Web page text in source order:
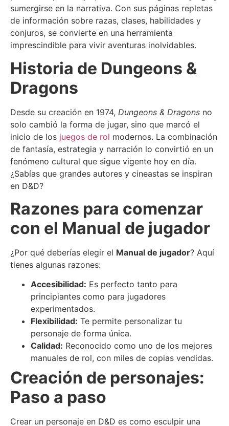
sumergirse en la narrativa. Con sus páginas repletas
de información sobre razas, clases, habilidades y
conjuros, se convierte en una herramienta
imprescindible para vivir aventuras inolvidables.
Historia de Dungeons &
Dragons
Desde su creación en 1974, Dungeons & Dragons no
solo cambió la forma de jugar, sino que marcó el
inicio de los juegos de rol modernos. La combinación
de fantasía, estrategia y narración lo convirtió en un
fenómeno cultural que sigue vigente hoy en día.
¿Sabías que grandes autores y cineastas se inspiran
en D&D?
Razones para comenzar
con el Manual de jugador
¿Por qué deberías elegir el Manual de jugador? Aquí
tienes algunas razones:
Accesibilidad: Es perfecto tanto para
principiantes como para jugadores
experimentados.
Flexibilidad: Te permite personalizar tu
personaje de forma única.
Calidad: Reconocido como uno de los mejores
manuales de rol, con miles de copias vendidas.
Creación de personajes:
Paso a paso
Crear un personaje en D&D es como esculpir una